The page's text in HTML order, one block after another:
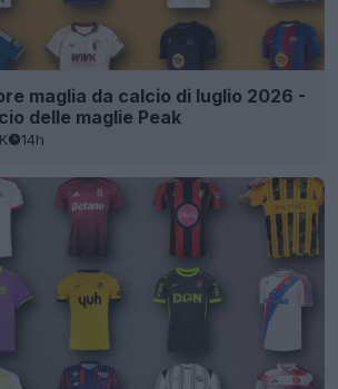
maglia da calcio di luglio 2026 -
delle maglie Peak
14h